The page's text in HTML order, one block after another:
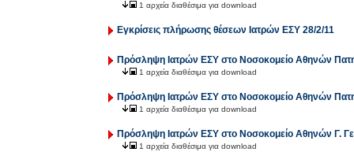
1 αρχεία διαθέσιμα για download
Εγκρίσεις πλήρωσης θέσεων Ιατρών ΕΣΥ 28/2/11
Πρόσληψη Ιατρών ΕΣΥ στο Νοσοκομείο Αθηνών
1 αρχεία διαθέσιμα για download
Πρόσληψη Ιατρών ΕΣΥ στο Νοσοκομείο Αθηνών
1 αρχεία διαθέσιμα για download
Πρόσληψη Ιατρών ΕΣΥ στο Νοσοκομείο Αθηνών Γ.
1 αρχεία διαθέσιμα για download